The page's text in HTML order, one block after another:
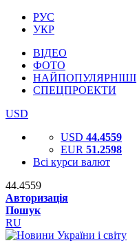
РУС
УКР
ВІДЕО
ФОТО
НАЙПОПУЛЯРНІШІ
СПЕЦПРОЕКТИ
USD
USD 44.4559
EUR 51.2598
Всі курси валют
44.4559
Авторизація
Пошук
RU